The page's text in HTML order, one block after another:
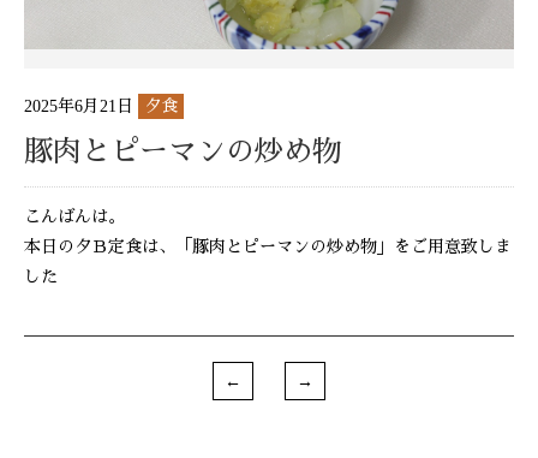
2025年6月21日 夕食
豚肉とピーマンの炒め物
こんばんは。
本日の夕Ｂ定食は、「豚肉とピーマンの炒め物」をご用意致しま
した